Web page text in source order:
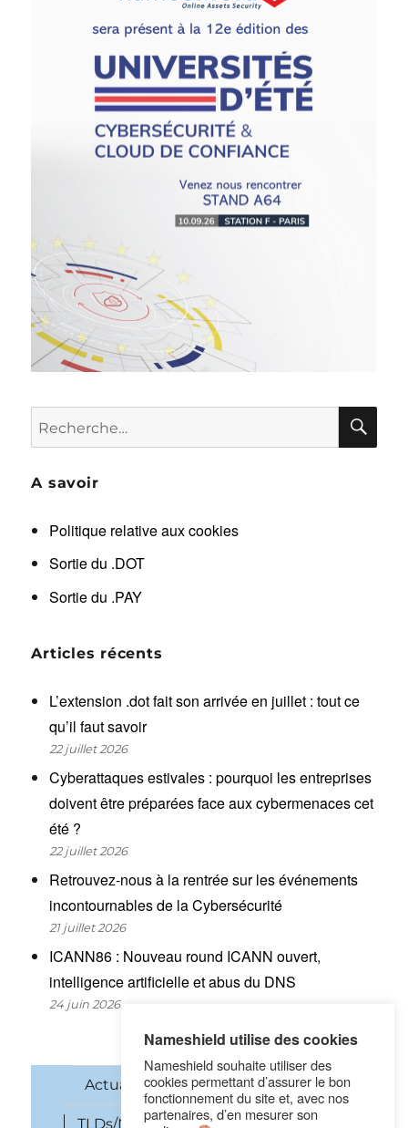
Recherche
pour :
A savoir
Politique relative aux cookies
Sortie du .DOT
Sortie du .PAY
Articles récents
L’extension .dot fait son arrivée en juillet : tout ce
qu’il faut savoir
22 juillet 2026
Cyberattaques estivales : pourquoi les entreprises
doivent être préparées face aux cybermenaces cet
été ?
22 juillet 2026
Retrouvez-nous à la rentrée sur les événements
incontournables de la Cybersécurité
21 juillet 2026
ICANN86 : Nouveau round ICANN ouvert,
intelligence artificielle et abus du DNS
24 juin 2026
Actualités Noms de domaine
TLDs/New gTLDs Cybersécurité
Nameshield utilise des cookies
Nameshield souhaite utiliser des
cookies permettant d’assurer le bon
fonctionnement du site et, avec nos
partenaires, d’en mesurer son